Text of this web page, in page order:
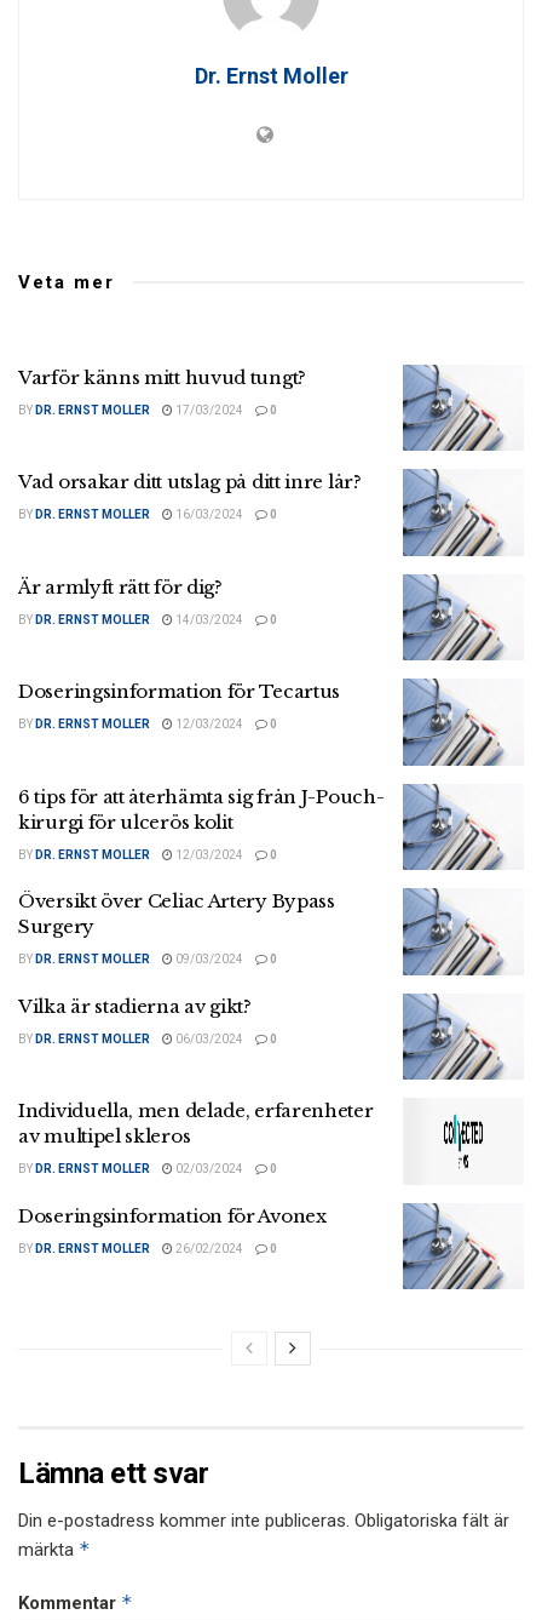
Dr. Ernst Moller
Veta mer
Varför känns mitt huvud tungt?
BY DR. ERNST MOLLER 17/03/2024 0
Vad orsakar ditt utslag på ditt inre lår?
BY DR. ERNST MOLLER 16/03/2024 0
Är armlyft rätt för dig?
BY DR. ERNST MOLLER 14/03/2024 0
Doseringsinformation för Tecartus
BY DR. ERNST MOLLER 12/03/2024 0
6 tips för att återhämta sig från J-Pouch-
kirurgi för ulcerös kolit
BY DR. ERNST MOLLER 12/03/2024 0
Översikt över Celiac Artery Bypass
Surgery
BY DR. ERNST MOLLER 09/03/2024 0
Vilka är stadierna av gikt?
BY DR. ERNST MOLLER 06/03/2024 0
Individuella, men delade, erfarenheter
av multipel skleros
BY DR. ERNST MOLLER 02/03/2024 0
Doseringsinformation för Avonex
BY DR. ERNST MOLLER 26/02/2024 0
Lämna ett svar
Din e-postadress kommer inte publiceras. Obligatoriska fält är
märkta *
Kommentar *